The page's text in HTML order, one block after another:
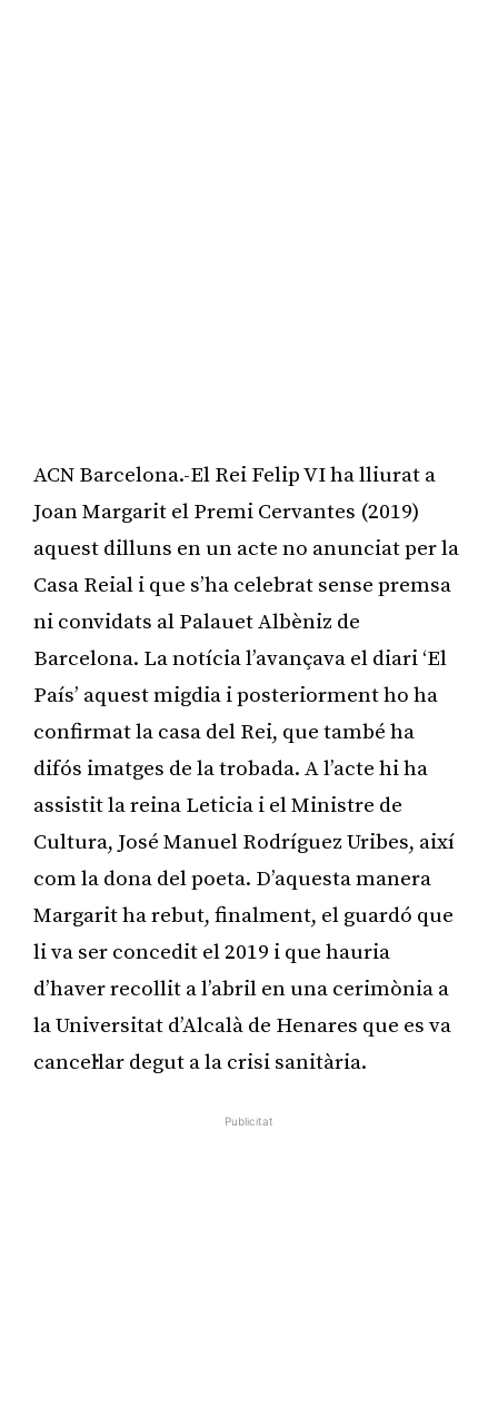
ACN Barcelona.-El Rei Felip VI ha lliurat a
Joan Margarit el Premi Cervantes (2019)
aquest dilluns en un acte no anunciat per la
Casa Reial i que s’ha celebrat sense premsa
ni convidats al Palauet Albèniz de
Barcelona. La notícia l’avançava el diari ‘El
País’ aquest migdia i posteriorment ho ha
confirmat la casa del Rei, que també ha
difós imatges de la trobada. A l’acte hi ha
assistit la reina Leticia i el Ministre de
Cultura, José Manuel Rodríguez Uribes, així
com la dona del poeta. D’aquesta manera
Margarit ha rebut, finalment, el guardó que
li va ser concedit el 2019 i que hauria
d’haver recollit a l’abril en una cerimònia a
la Universitat d’Alcalà de Henares que es va
cancel·lar degut a la crisi sanitària.
Publicitat